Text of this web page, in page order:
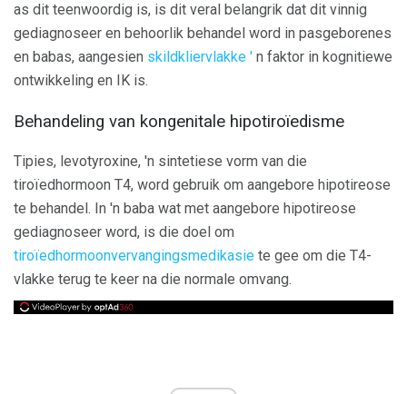
as dit teenwoordig is, is dit veral belangrik dat dit vinnig
gediagnoseer en behoorlik behandel word in pasgeborenes
en babas, aangesien skildkliervlakke ' n faktor in kognitiewe
ontwikkeling en IK is.
Behandeling van kongenitale hipotiroïedisme
Tipies, levotyroxine, 'n sintetiese vorm van die
tiroïedhormoon T4, word gebruik om aangebore hipotireose
te behandel. In 'n baba wat met aangebore hipotireose
gediagnoseer word, is die doel om
tiroïedhormoonvervangingsmedikasie te gee om die T4-
vlakke terug te keer na die normale omvang.